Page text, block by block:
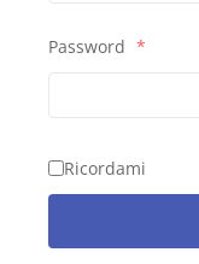
Password *
Ricordami